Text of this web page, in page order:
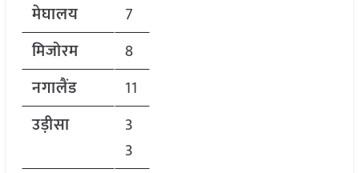
मेघालय
7
मिजोरम
8
नगालैंड
11
उड़ीसा
3
3